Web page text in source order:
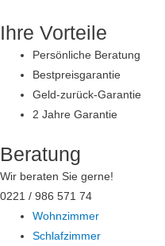
Inhalt
springen
Ihre Vorteile
Persönliche Beratung
Bestpreisgarantie
Geld-zurück-Garantie
2 Jahre Garantie
Beratung
Wir beraten Sie gerne!
0221 / 986 571 74
Wohnzimmer
Schlafzimmer